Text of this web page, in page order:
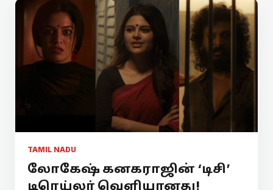
TAMIL NADU
லோகேஷ் கனகராஜின் ‘டிசி’
டிரெய்லர் வெளியானது!